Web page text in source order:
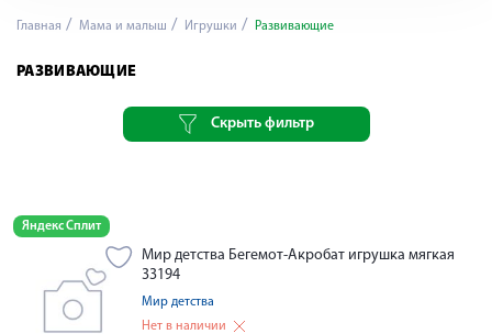
Главная Мама и малыш Игрушки Развивающие
РАЗВИВАЮЩИЕ
Скрыть фильтр
Яндекс Сплит
Мир детства Бегемот-Акробат игрушка мягкая
33194
Мир детства
Нет в наличии